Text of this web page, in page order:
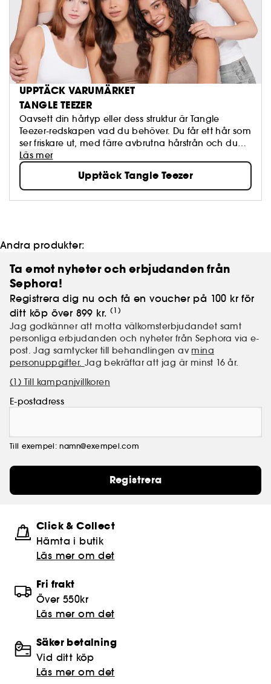
UPPTÄCK VARUMÄRKET
TANGLE TEEZER
Oavsett din hårtyp eller dess struktur är Tangle
Teezer-redskapen vad du behöver. Du får ett hår som
ser friskare ut, med färre avbrutna hårstrån och du
får bättre självförtroende.
Läs mer
Upptäck Tangle Teezer
Andra produkter:
Ta emot nyheter och erbjudanden från
Sephora!
Registrera dig nu och få en voucher på 100 kr för
ditt köp över 899 kr. (1)
Jag godkänner att motta välkomsterbjudandet samt
personliga erbjudanden och nyheter från Sephora via e-
post. Jag samtycker till behandlingen av mina
personuppgifter. Jag bekräftar att jag är minst 16 år.
(1) Till kampanjvillkoren
E-postadress
Till exempel: namn@exempel.com
Registrera
Click & Collect
Hämta i butik​
Läs mer om det
Fri frakt
Över 550kr
Läs mer om det
Säker betalning
Vid ditt köp
Läs mer om det